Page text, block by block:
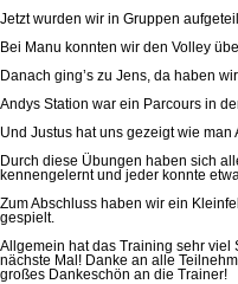
Jetzt wurden wir in Gruppen
Bei Manu konnten wir den Volley
Danach ging’s zu Jens, da haben
Andys Station war ein Parcours in
Und Justus hat uns gezeigt wie
Durch diese Übungen haben sich
kennengelernt und jeder konnte
Zum Abschluss haben wir ein
gespielt.
Allgemein hat das Training sehr viel
nächste Mal! Danke an alle
großes Dankeschön an die Trainer!